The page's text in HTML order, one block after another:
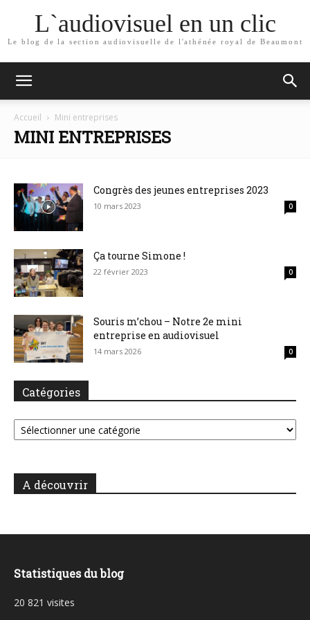
L`audiovisuel en un clic
Le blog de la section audiovisuelle de l'athénée royal de Beaumont
Accueil Mini entreprises
MINI ENTREPRISES
Congrès des jeunes entreprises 2023
10 mars 2023 0
Ça tourne Simone !
22 février 2023 0
Souris m’chou – Notre 2e mini
entreprise en audiovisuel
14 mars 2026 0
Catégories
Catégories
A découvrir
Statistiques du blog
20 821 visites